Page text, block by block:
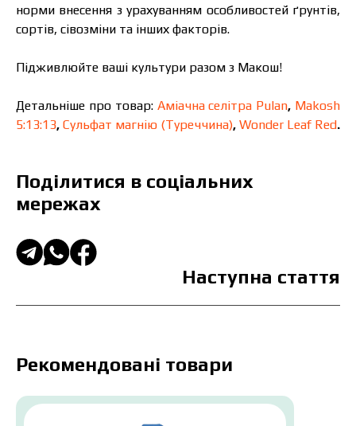
норми внесення з урахуванням особливостей ґрунтів,
сортів, сівозміни та інших факторів.
Підживлюйте ваші культури разом з Макош!
Детальніше про товар: Аміачна селітра Pulan, Makosh
5:13:13, Сульфат магнію (Туреччина), Wonder Leaf Red.
Поділитися в соціальних
мережах
Наступна стаття
Рекомендовані товари